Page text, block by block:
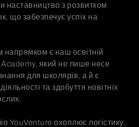
наставництво з розвитком
що забезпечує успіх на
є наш освітній
який не лише несе
знання для школярів, а й є
та здобуття новітніх
YouVenture охоплює логістику,